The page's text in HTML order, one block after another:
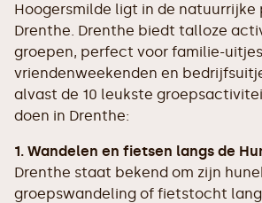
Hoogersmilde ligt in de natuurrijke
Drenthe. Drenthe biedt talloze
groepen, perfect voor familie-
vriendenweekenden en
alvast de 10 leukste
doen in Drenthe:
1. Wandelen en fietsen langs de
Drenthe staat bekend om zijn
groepswandeling of fietstocht